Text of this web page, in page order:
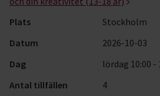
Plats
Stockholm
Datum
2026-10-03
Dag
lördag 10:00 -
Antal tillfällen
4